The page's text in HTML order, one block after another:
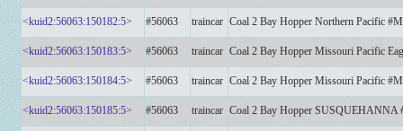
<kuid2:56063:150182:5> #56063 traincar Coal 2 Bay Hopper Northern Pacific
<kuid2:56063:150183:5> #56063 traincar Coal 2 Bay Hopper Missouri Pacific
<kuid2:56063:150184:5> #56063 traincar Coal 2 Bay Hopper Missouri Pacific
<kuid2:56063:150185:5> #56063 traincar Coal 2 Bay Hopper SUSQUEHANNA